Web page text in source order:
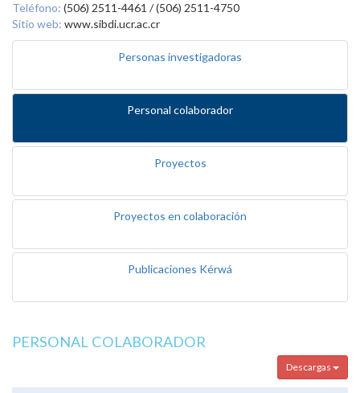
Teléfono: (506) 2511-4461 / (506) 2511-4750
Sitio web: www.sibdi.ucr.ac.cr
Personas investigadoras
Personal colaborador
Proyectos
Proyectos en colaboración
Publicaciones Kérwá
PERSONAL COLABORADOR
Descargas